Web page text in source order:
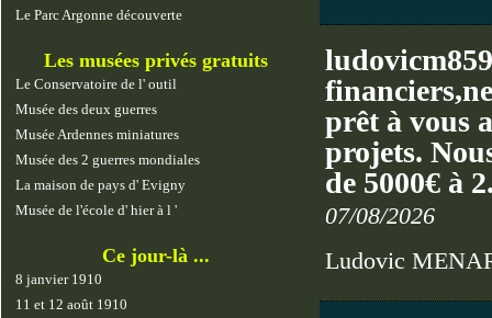
Le Parc Argonne découverte
Les musées privés gratuits
Le Conservatoire de l' outil
Musée des deux guerres
Musée Ardennes miniatures
Musée des 2 guerres mondiales
La maison de pays d' Evigny
Musée de l'école d' hier à l '
Ce jour-là ...
8 janvier 1910
11 et 12 août 1910
prêt à vous
projets.
de 5000€ à
07/08/2026
Ludovic